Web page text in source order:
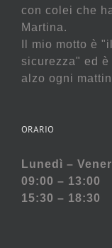
con colei che
Martina.
Il mio motto è
sicurezza" ed
alzo ogni
ORARIO
Lunedì –
09:00 – 13:00
15:30 – 18:30